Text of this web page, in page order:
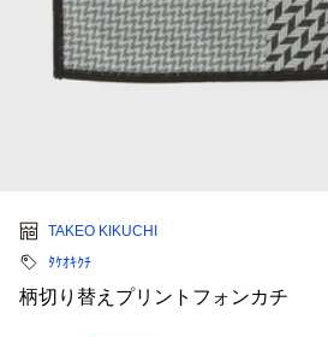
TAKEO KIKUCHI
ﾀｹｵｷｸﾁ
柄切り替えプリントフォンカチ